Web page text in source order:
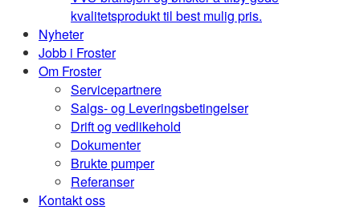
kvalitetsprodukt til best mulig pris.
Nyheter
Jobb i Froster
Om Froster
Servicepartnere
Salgs- og Leveringsbetingelser
Drift og vedlikehold
Dokumenter
Brukte pumper
Referanser
Kontakt oss